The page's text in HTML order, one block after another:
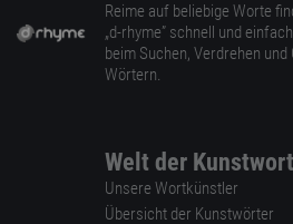
Reime auf beliebige Worte
„d-rhyme” schnell und
beim Suchen, Verdrehen und
Wörtern.
Welt der
Unsere Wortkünstler
Übersicht der Kunstwörter